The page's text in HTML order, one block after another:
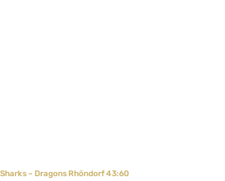
– Dragons Rhöndorf 43:60